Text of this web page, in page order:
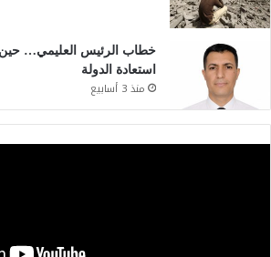
خطاب الرئيس العليمي… حين
استعادة الدولة
منذ 3 أسابيع